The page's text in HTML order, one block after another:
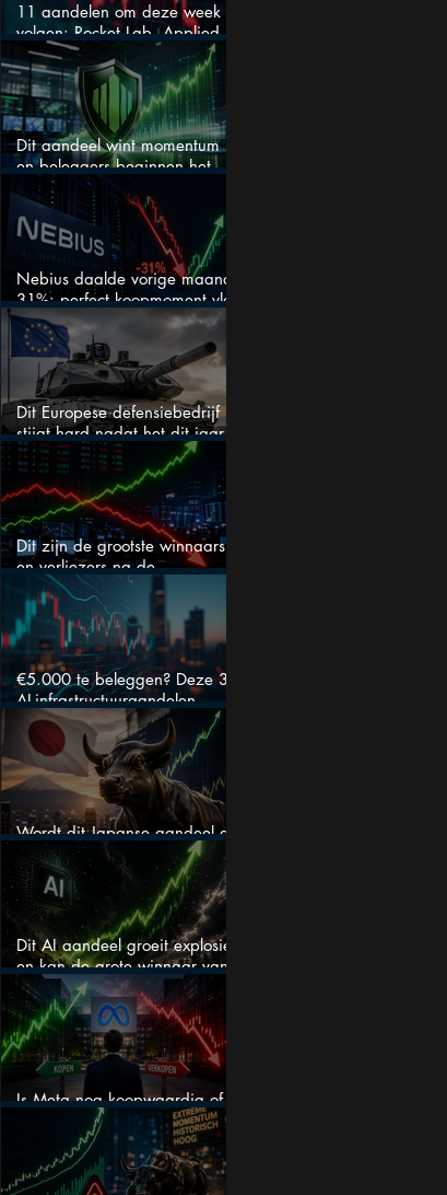
11 aandelen om deze week te
volgen: Rocket Lab, Applied
Materials en de zwaarste AI-
test
Dit aandeel wint momentum
en beleggers beginnen het
eindelijk te zien
Nebius daalde vorige maand
31%: perfect koopmoment vlak
voor kwartaalcijfers?
Dit Europese defensiebedrijf
stijgt hard nadat het dit jaar
46% daalde: mooie koopkans?
Dit zijn de grootste winnaars
en verliezers na de
kwartaalcijfers (2 springen
eruit)
€5.000 te beleggen? Deze 3
AI-infrastructuuraandelen
liggen nu in de uitverkoop
Wordt dit Japanse aandeel de
comeback kid van 2026?
Dit AI aandeel groeit explosief
en kan de grote winnaar van
AI worden
Is Meta nog koopwaardig of
wordt het tijd om te verkopen?